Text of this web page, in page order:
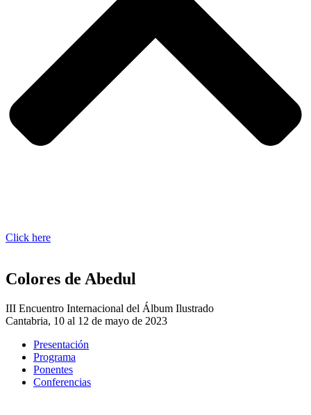
Click here
Colores de Abedul
III Encuentro Internacional del Álbum Ilustrado
Cantabria, 10 al 12 de mayo de 2023
Presentación
Programa
Ponentes
Conferencias